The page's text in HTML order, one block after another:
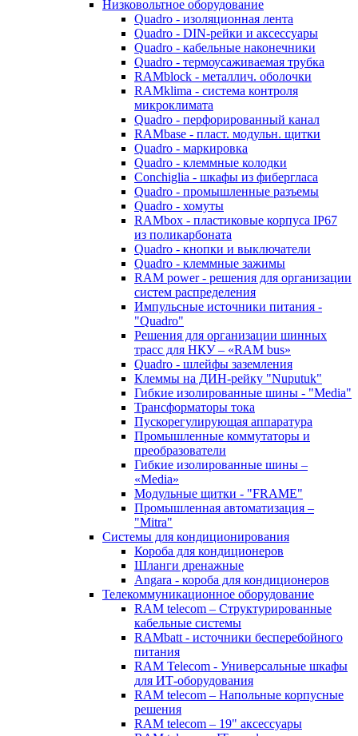
Низковольтное оборудование
Quadro - изоляционная лента
Quadro - DIN-рейки и аксессуары
Quadro - кабельные наконечники
Quadro - термоусаживаемая трубка
RAMblock - металлич. оболочки
RAMklima - система контроля
микроклимата
Quadro - перфорированный канал
RAMbase - пласт. модульн. щитки
Quadro - маркировка
Quadro - клеммные колодки
Conchiglia - шкафы из фибергласа
Quadro - промышленные разъемы
Quadro - хомуты
RAMbox - пластиковые корпуса IP67
из поликарбоната
Quadro - кнопки и выключатели
Quadro - клеммные зажимы
RAM power - решения для организации
систем распределения
Импульсные источники питания -
"Quadro"
Решения для организации шинных
трасс для НКУ – «RAM bus»
Quadro - шлейфы заземления
Клеммы на ДИН-рейку "Nuputuk"
Гибкие изолированные шины - "Media"
Трансформаторы тока
Пускорегулирующая аппаратура
Промышленные коммутаторы и
преобразователи
Гибкие изолированные шины –
«Media»
Модульные щитки - "FRAME"
Промышленная автоматизация –
"Mitra"
Системы для кондиционирования
Короба для кондиционеров
Шланги дренажные
Angara - короба для кондиционеров
Телекоммуникационное оборудование
RAM telecom – Структурированные
кабельные системы
RAMbatt - источники бесперебойного
питания
RAM Telecom - Универсальные шкафы
для ИТ-оборудования
RAM telecom – Напольные корпусные
решения
RAM telecom – 19" аксессуары